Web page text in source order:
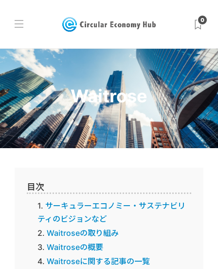
0
Waitrose
目次
サーキュラーエコノミー・サステナビリ
ティのビジョンなど
Waitroseの取り組み
Waitroseの概要
Waitroseに関する記事の一覧